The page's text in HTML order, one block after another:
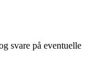
svare på eventuelle